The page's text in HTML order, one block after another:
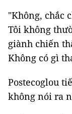
"Không, chắc
Tôi không
giành chiến
Không có gì
Postecoglou
không nói ra